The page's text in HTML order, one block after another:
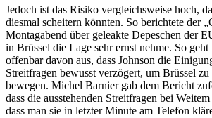
Jedoch ist das Risiko vergleichsweise hoch,
diesmal scheitern könnten. So berichtete der
Montagabend über geleakte Depeschen der
in Brüssel die Lage sehr ernst nehme. So
offenbar davon aus, dass Johnson die
Streitfragen bewusst verzögert, um Brüssel zu
bewegen. Michel Barnier gab dem Bericht
dass die ausstehenden Streitfragen bei
dass man sie in letzter Minute am Telefon